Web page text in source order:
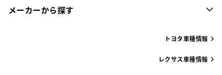
メーカーから探す
トヨタ車種情報
レクサス車種情報